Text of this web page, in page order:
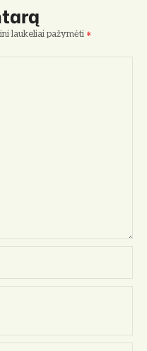
laukeliai pažymėti